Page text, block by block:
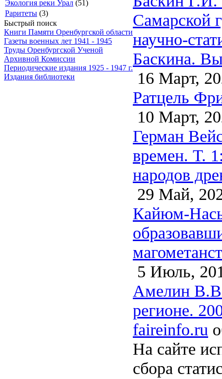
Экология реки Урал (51)
Раритеты (3)
Быстрый поиск
Книги Памяти Оренбургской области
Газеты военных лет 1941 - 1945
Труды Оренбургской Ученой
Архивной Комиссии
Периодические издания 1925 - 1947 г.
Издания библиотеки
Самарской
научно-
Баскина.
16 Март,
Ратцель
10 Март,
Герман
времен. Т.
народов
29 Май,
Кайюм-
5 Июль,
Амелин В.В.
регионе.
faireinfo.ru
На сайте
сбора